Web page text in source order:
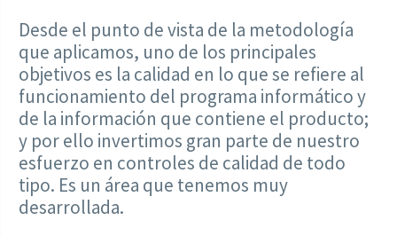
Desde el punto de vista de la metodología
que aplicamos, uno de los principales
objetivos es la calidad en lo que se refiere al
funcionamiento del programa informático y
de la información que contiene el producto;
y por ello invertimos gran parte de nuestro
esfuerzo en controles de calidad de todo
tipo. Es un área que tenemos muy
desarrollada.